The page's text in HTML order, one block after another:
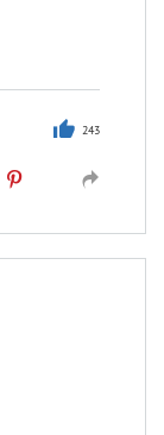
243